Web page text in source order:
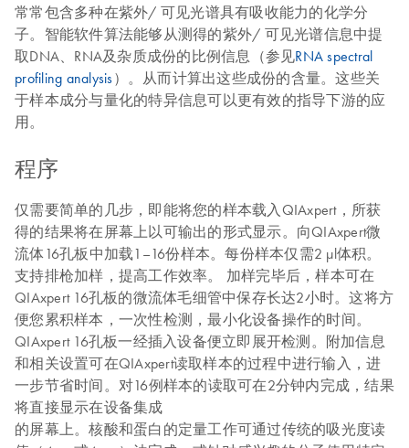
常常包含多种在紫外/ 可见光谱具有吸收能力的化学分
子。智能软件算法能够从测得的紫外/ 可见光谱信息中提
取DNA、RNA及杂质成份的比例信息（参见RNA spectral
profiling analysis）。从而计算出这些成份的含量。这些关
于样本成分与量化的特异信息可以更有效的指导下游的应
用。
程序
仅需要简单的几步，即能将您的样本载入QIAxpert，所获
得的结果将在屏幕上以可输出的形式显示。向QIAxpert微
流体16孔板中加载1–16份样本。每份样本仅需2 μl体积。
支持排枪加样，提高工作效率。 加样完毕后，样本可在
QIAxpert 16孔板的微流体毛细管中保存长达2小时。这将方
便您累积样本，一次性检测，最小化设备操作的时间。
QIAxpert 16孔板一经插入设备便立即展开检测。附加信息
和相关设置可在QIAxpert读取样本的过程中进行输入，进
一步节省时间。对16例样本的读取可在2分钟内完成，结果
将直接显示在设备集成
的屏幕上。核酸和蛋白的定量工作可通过传统的吸光度读